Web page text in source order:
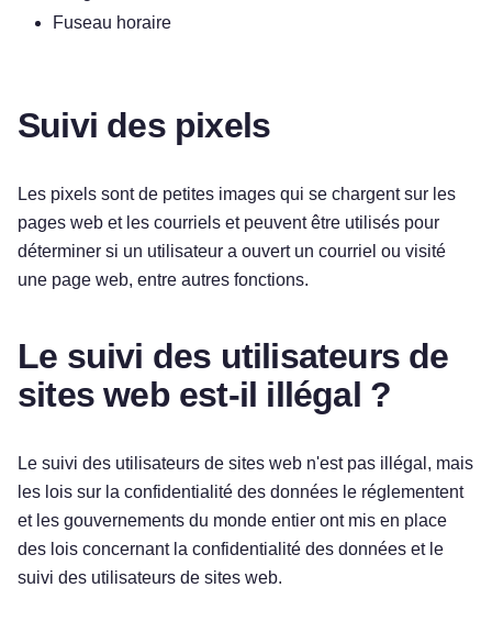
Fuseau horaire
Suivi des pixels
Les pixels sont de petites images qui se chargent sur les
pages web et les courriels et peuvent être utilisés pour
déterminer si un utilisateur a ouvert un courriel ou visité
une page web, entre autres fonctions.
Le suivi des utilisateurs de
sites web est-il illégal ?
Le suivi des utilisateurs de sites web n'est pas illégal, mais
les lois sur la confidentialité des données le réglementent
et les gouvernements du monde entier ont mis en place
des lois concernant la confidentialité des données et le
suivi des utilisateurs de sites web.